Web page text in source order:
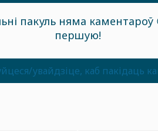
пакуль няма каментароў
першую!
увайдзіце, каб пакідаць